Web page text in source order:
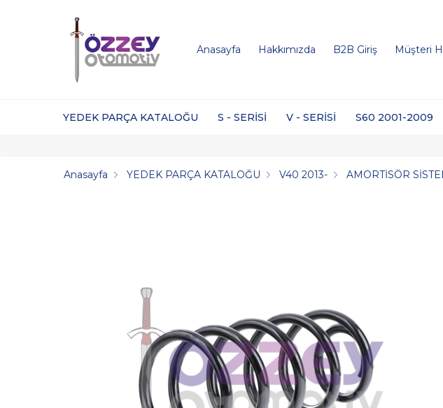
Anasayfa Hakkımızda B2B Giriş Müşteri
YEDEK PARÇA KATALOĞU S - SERİSİ V - SERİSİ S60 2001-2009
Anasayfa YEDEK PARÇA KATALOĞU V40 2013- AMORTİSÖR